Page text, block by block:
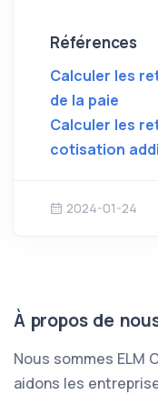
Références
Calculer les
de la paie
Calculer les
cotisation
2024-01-24
À propos de
Nous sommes ELM
aidons les